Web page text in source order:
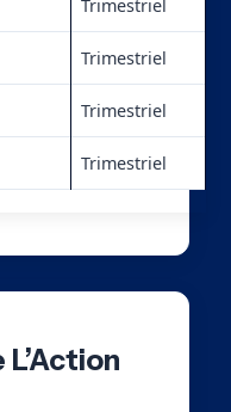
Trimestriel
Trimestriel
Trimestriel
Trimestriel